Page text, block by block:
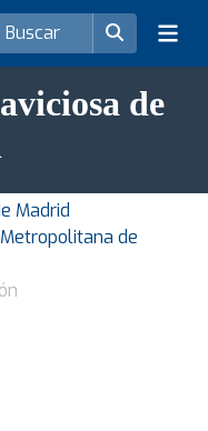
de
Madrid
de